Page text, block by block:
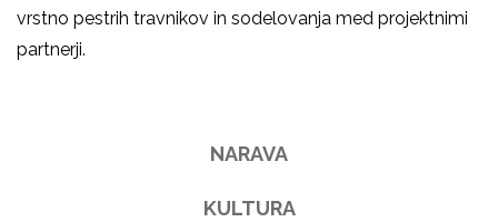
vrstno pestrih travnikov in sodelovanja med projektnimi
partnerji.
NARAVA
KULTURA